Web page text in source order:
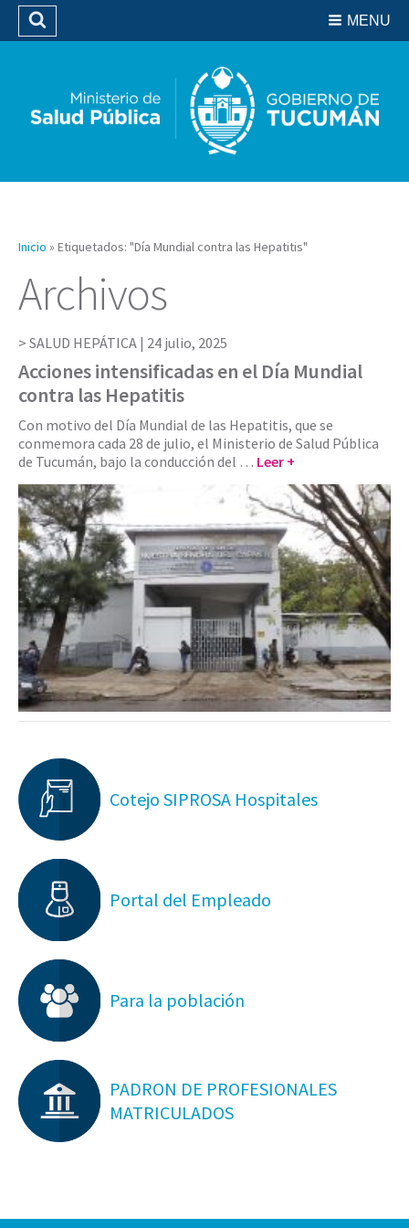
Biblioteca
MENU
Buscar
Inicio » Etiquetados: "Día Mundial contra las Hepatitis"
Archivos
SALUD HEPÁTICA | 24 julio, 2025
Acciones intensificadas en el Día Mundial
contra las Hepatitis
Con motivo del Día Mundial de las Hepatitis, que se
conmemora cada 28 de julio, el Ministerio de Salud Pública
de Tucumán, bajo la conducción del … Leer +
Cotejo SIPROSA Hospitales
Portal del Empleado
Para la población
PADRON DE PROFESIONALES
MATRICULADOS